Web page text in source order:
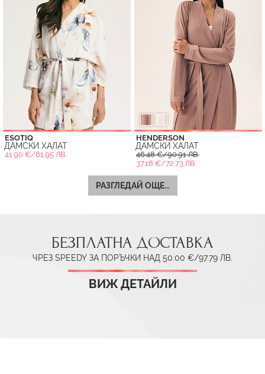
ESOTIQ
ДАМСКИ ХАЛАТ
41.90 €/81.95 ЛВ.
HENDERSON
ДАМСКИ ХАЛАТ
46.48 €/90.91 ЛВ.
37.18 €/72.73 ЛВ.
РАЗГЛЕДАЙ ОЩЕ...
БЕЗПЛАТНА ДОСТАВКА
ЧРЕЗ SPEEDY ЗА ПОРЪЧКИ НАД 50.00 €/97.79 ЛВ.
ВИЖ ДЕТАЙЛИ